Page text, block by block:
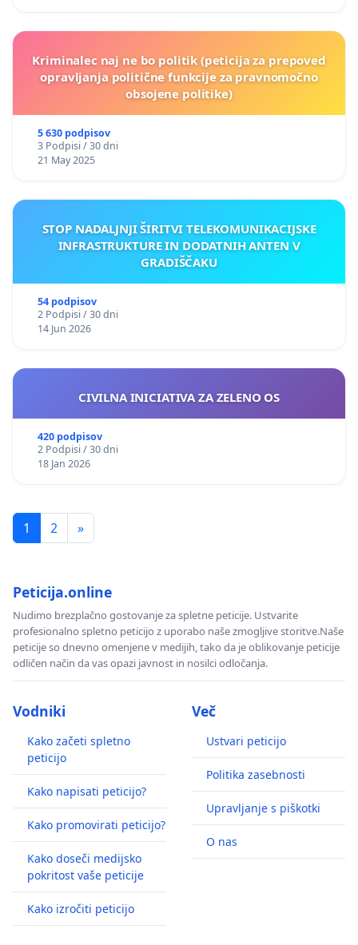
Kriminalec naj ne bo politik (peticija za prepoved
opravljanja politične funkcije za pravnomočno
obsojene politike)
5 630 podpisov
3 Podpisi / 30 dni
21 May 2025
STOP NADALJNJI ŠIRITVI TELEKOMUNIKACIJSKE
INFRASTRUKTURE IN DODATNIH ANTEN V
GRADIŠČAKU
54 podpisov
2 Podpisi / 30 dni
14 Jun 2026
CIVILNA INICIATIVA ZA ZELENO OS
420 podpisov
2 Podpisi / 30 dni
18 Jan 2026
1 2 »
Peticija.online
Nudimo brezplačno gostovanje za spletne peticije. Ustvarite
profesionalno spletno peticijo z uporabo naše zmogljive storitve.Naše
peticije so dnevno omenjene v medijih, tako da je oblikovanje peticije
odličen način da vas opazi javnost in nosilci odločanja.
Vodniki
Kako začeti spletno
peticijo
Kako napisati peticijo?
Kako promovirati peticijo?
Kako doseči medijsko
pokritost vaše peticije
Kako izročiti peticijo
Več
Ustvari peticijo
Politika zasebnosti
Upravljanje s piškotki
O nas